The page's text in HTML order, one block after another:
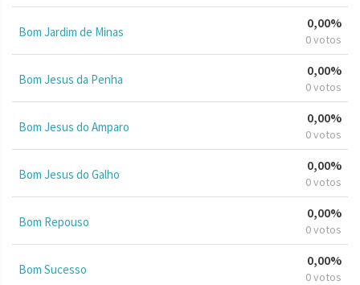
Bom Jardim de Minas
0,00%
0 votos
Bom Jesus da Penha
0,00%
0 votos
Bom Jesus do Amparo
0,00%
0 votos
Bom Jesus do Galho
0,00%
0 votos
Bom Repouso
0,00%
0 votos
Bom Sucesso
0,00%
0 votos